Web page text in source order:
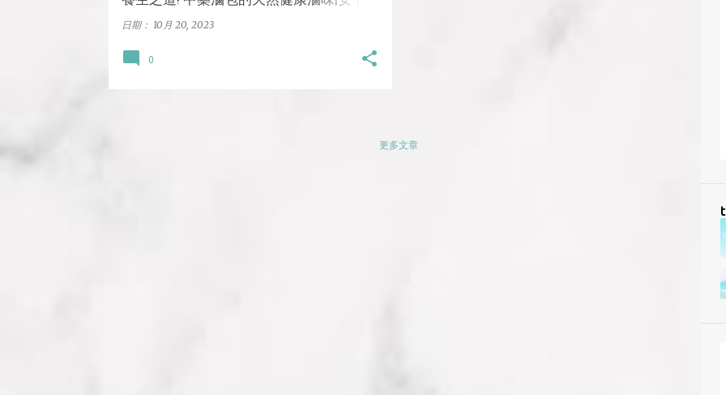
密的私廚餐廳
日期： 10月 20, 2023
0
更多文章